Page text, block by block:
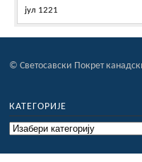
јул 1221
© Светосавски Покрет
КАТЕГОРИЈЕ
Категорије